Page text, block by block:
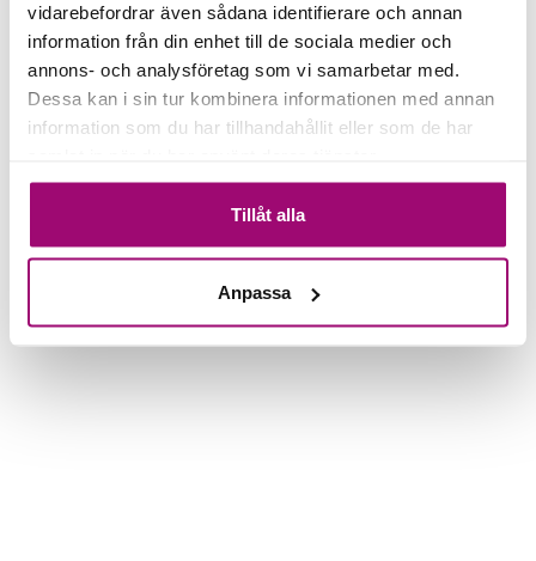
vidarebefordrar även sådana identifierare och annan
information från din enhet till de sociala medier och
annons- och analysföretag som vi samarbetar med.
Dessa kan i sin tur kombinera informationen med annan
information som du har tillhandahållit eller som de har
Tillåt alla
Anpassa